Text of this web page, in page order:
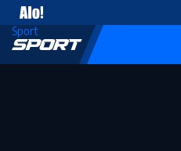
Vesti
Sport